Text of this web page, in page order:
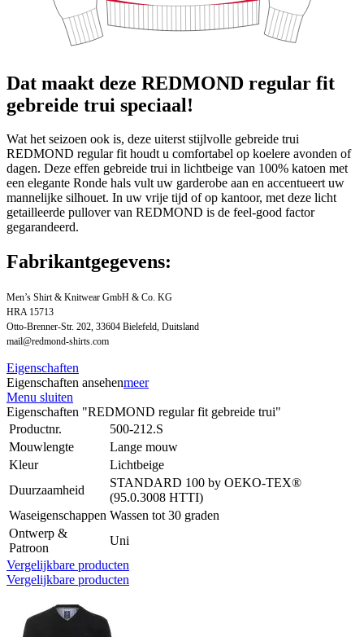
Dat maakt deze REDMOND regular fit
gebreide trui speciaal!
Wat het seizoen ook is, deze uiterst stijlvolle gebreide trui
REDMOND regular fit houdt u comfortabel op koelere avonden of
dagen. Deze effen gebreide trui in lichtbeige van 100% katoen met
een elegante Ronde hals vult uw garderobe aan en accentueert uw
mannelijke silhouet. In uw vrije tijd of op kantoor, met deze licht
getailleerde pullover van REDMOND is de feel-good factor
gegarandeerd.
Fabrikantgegevens:
Men’s Shirt & Knitwear GmbH & Co. KG
HRA 15713
Otto-Brenner-Str. 202, 33604 Bielefeld, Duitsland
mail@redmond-shirts.com
Eigenschaften
Eigenschaften ansehenmeer
Menu sluiten
Eigenschaften "REDMOND regular fit gebreide trui"
Productnr.
500-212.S
Mouwlengte
Lange mouw
Kleur
Lichtbeige
Duurzaamheid
STANDARD 100 by OEKO-TEX®
(95.0.3008 HTTI)
Waseigenschappen Wassen tot 30 graden
Ontwerp &
Patroon
Uni
Vergelijkbare producten
Vergelijkbare producten